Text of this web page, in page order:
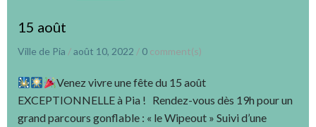
15 août
Ville de Pia /août 10, 2022 / 0 comment(s)
Venez vivre une fête du 15 août
EXCEPTIONNELLE à Pia ! Rendez-vous dès 19h pour un
grand parcours gonflable : « le Wipeout » Suivi d’une